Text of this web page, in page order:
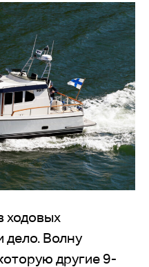
ходовых
дело. Волну
другие 9-